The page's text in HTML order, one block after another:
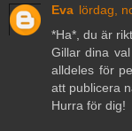
Eva lördag,
*Ha*, du är
Gillar dina
alldeles för
att publicera
Hurra för dig!